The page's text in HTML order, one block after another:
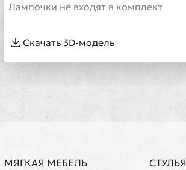
Лампочки не входят в комплект
Скачать 3D-модель
МЯГКАЯ МЕБЕЛЬ
СТУЛЬЯ